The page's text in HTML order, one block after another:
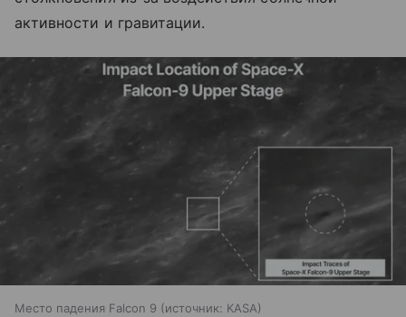
активности и гравитации.
Место падения Falcon 9 источник: KASA